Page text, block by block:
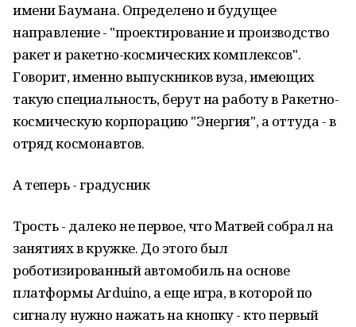
имени Баумана. Определено и будущее
направление - "проектирование и производство
ракет и ракетно-космических комплексов".
Говорит, именно выпускников вуза, имеющих
такую специальность, берут на работу в Ракетно-
космическую корпорацию "Энергия", а оттуда - в
отряд космонавтов.
А теперь - градусник
Трость - далеко не первое, что Матвей собрал на
занятиях в кружке. До этого был
роботизированный автомобиль на основе
платформы Arduino, а еще игра, в которой по
сигналу нужно нажать на кнопку - кто первый